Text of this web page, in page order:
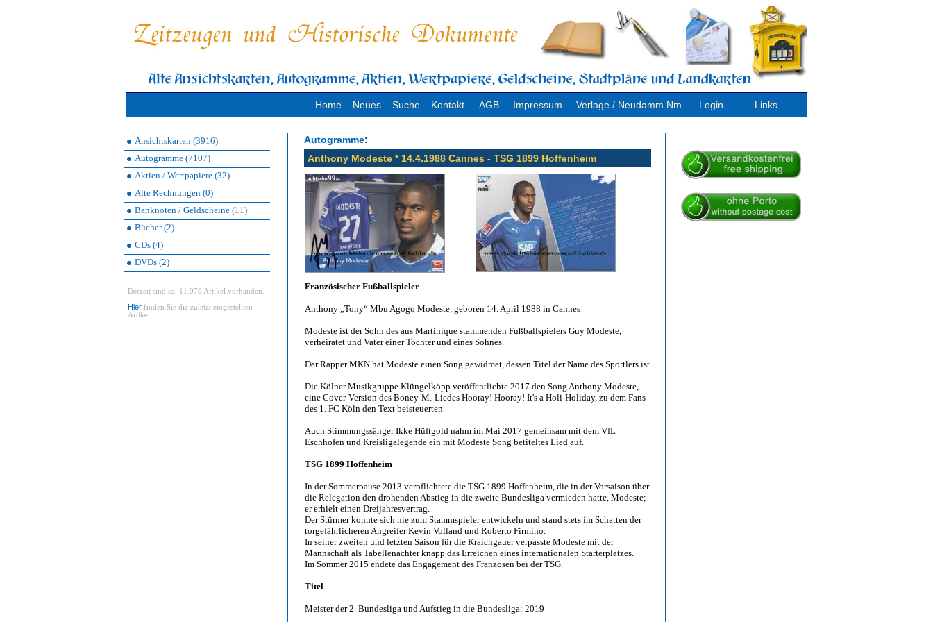
Home Neues Suche Kontakt AGB Impressum Verlage / Neudamm Nm. Login Links
Ansichtskarten (3916)
Autogramme (7107)
Aktien / Wertpapiere (32)
Alte Rechnungen (0)
Banknoten / Geldscheine (11)
Bücher (2)
CDs (4)
DVDs (2)
Derzeit sind ca. 11.079 Artikel vorhanden.
Hier finden Sie die zuletzt eingestellten
Artikel.
Autogramme:
Anthony Modeste * 14.4.1988 Cannes - TSG 1899 Hoffenheim
Französischer Fußballspieler
Anthony „Tony“ Mbu Agogo Modeste, geboren 14. April 1988 in Cannes
Modeste ist der Sohn des aus Martinique stammenden Fußballspielers Guy Modeste,
verheiratet und Vater einer Tochter und eines Sohnes.
Der Rapper MKN hat Modeste einen Song gewidmet, dessen Titel der Name des Sportlers ist.
Die Kölner Musikgruppe Klüngelköpp veröffentlichte 2017 den Song Anthony Modeste,
eine Cover-Version des Boney-M.-Liedes Hooray! Hooray! It's a Holi-Holiday, zu dem Fans
des 1. FC Köln den Text beisteuerten.
Auch Stimmungssänger Ikke Hüftgold nahm im Mai 2017 gemeinsam mit dem VfL
Eschhofen und Kreisligalegende ein mit Modeste Song betiteltes Lied auf.
TSG 1899 Hoffenheim
In der Sommerpause 2013 verpflichtete die TSG 1899 Hoffenheim, die in der Vorsaison über
die Relegation den drohenden Abstieg in die zweite Bundesliga vermieden hatte, Modeste;
er erhielt einen Dreijahresvertrag.
Der Stürmer konnte sich nie zum Stammspieler entwickeln und stand stets im Schatten der
torgefährlicheren Angreifer Kevin Volland und Roberto Firmino.
In seiner zweiten und letzten Saison für die Kraichgauer verpasste Modeste mit der
Mannschaft als Tabellenachter knapp das Erreichen eines internationalen Starterplatzes.
Im Sommer 2015 endete das Engagement des Franzosen bei der TSG.
Titel
Meister der 2. Bundesliga und Aufstieg in die Bundesliga: 2019